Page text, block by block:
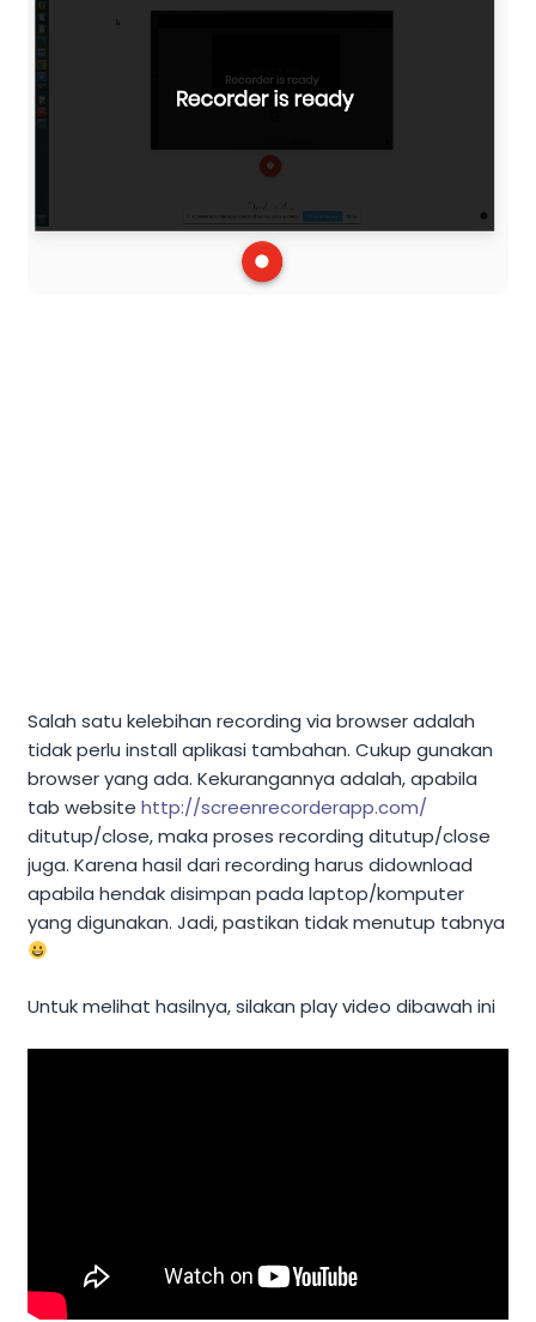
Salah satu kelebihan recording via browser adalah
tidak perlu install aplikasi tambahan. Cukup gunakan
browser yang ada. Kekurangannya adalah, apabila
tab website http://screenrecorderapp.com/
ditutup/close, maka proses recording ditutup/close
juga. Karena hasil dari recording harus didownload
apabila hendak disimpan pada laptop/komputer
yang digunakan. Jadi, pastikan tidak menutup tabnya
Untuk melihat hasilnya, silakan play video dibawah ini